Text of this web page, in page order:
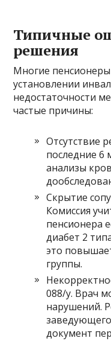
Типичные
решения
Многие пенсионеры
установлении
недостаточности
частые причины:
Отсутствие
последние 6
анализы
Скрытие
Комиссия
пенсионера
диабет 2
это
группы.
088/у. Врач
нарушений.
документ